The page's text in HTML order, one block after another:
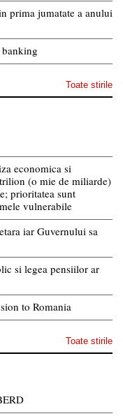
prima jumatate a anului
Toate stirile
economica si
(o mie de miliarde)
prioritatea sunt
vulnerabile
iar Guvernului sa
si legea pensiilor ar
to Romania
Toate stirile